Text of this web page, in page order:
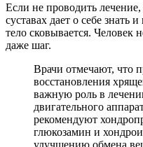
Если не проводить лечение,
суставах дает о себе
тело сковывается. Человек
даже шаг.
Врачи отмечают, что
восстановления
важную роль в
двигательного
рекомендуют
глюкозамин и
улучшению обмена